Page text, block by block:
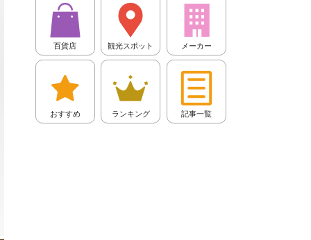
百貨店 観光スポット メーカー
おすすめ ランキング 記事一覧